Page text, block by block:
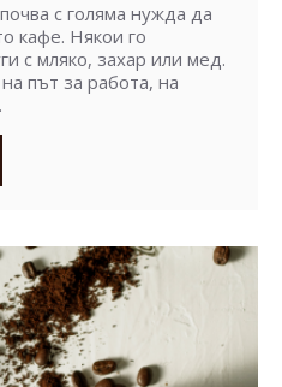
с голяма нужда да
кафе. Някои го
с мляко, захар или мед.
път за работа, на